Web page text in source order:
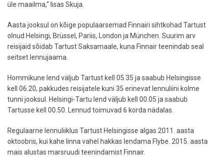
üle maailma,“ lisas Skuja.
Aasta jooksul on kõige populaarsemad Finnairi sihtkohad Tartust
olnud Helsingi, Brüssel, Pariis, London ja München. Suurim arv
reisijaid sõidab Tartust Saksamaale, kuna Finnair teenindab seal
seitset lennujaama.
Hommikune lend väljub Tartust kell 05.35 ja saabub Helsingisse
kell 06.20, pakkudes reisijatele kuni 35 erinevat lennuliini kolme
tunni jooksul. Helsingi-Tartu lend väljub kell 00.05 ja saabub
Tartusse kell 00.50. Lennud toimuvad 6 korda nädalas.
Regulaarne lennuliiklus Tartust Helsingisse algas 2011. aasta
oktoobris, kui kahe linna vahel hakkas lendama Flybe. 2015. aasta
mais alustas marsruudi teenindamist Finnair.